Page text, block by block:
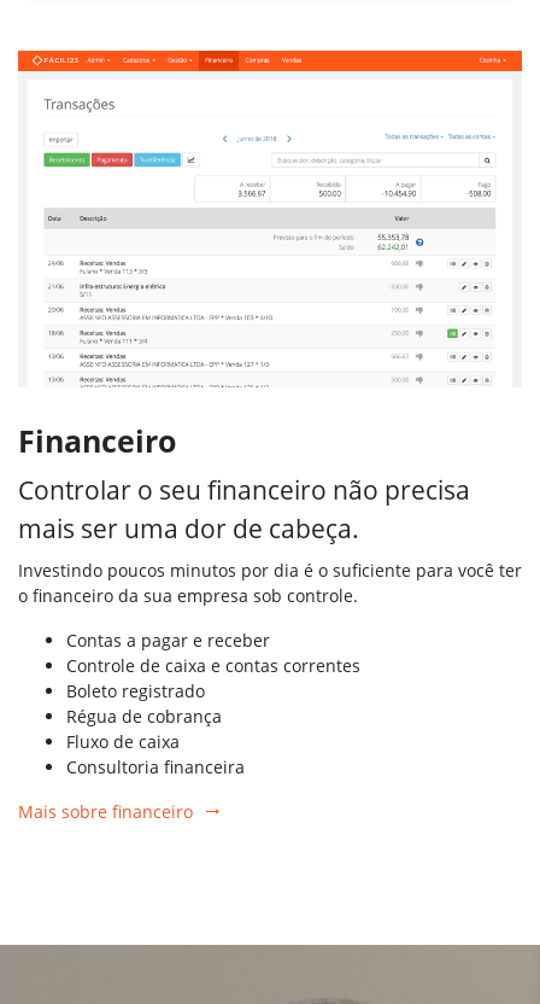
Financeiro
Controlar o seu financeiro não precisa
mais ser uma dor de cabeça.
Investindo poucos minutos por dia é o suficiente para você ter
o financeiro da sua empresa sob controle.
Contas a pagar e receber
Controle de caixa e contas correntes
Boleto registrado
Régua de cobrança
Fluxo de caixa
Consultoria financeira
Mais sobre financeiro